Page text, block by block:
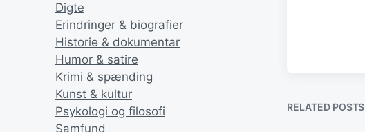
Digte
Erindringer & biografier
Historie & dokumentar
Humor & satire
Krimi & spænding
Kunst & kultur
Psykologi og filosofi
Samfund
RELATED POSTS